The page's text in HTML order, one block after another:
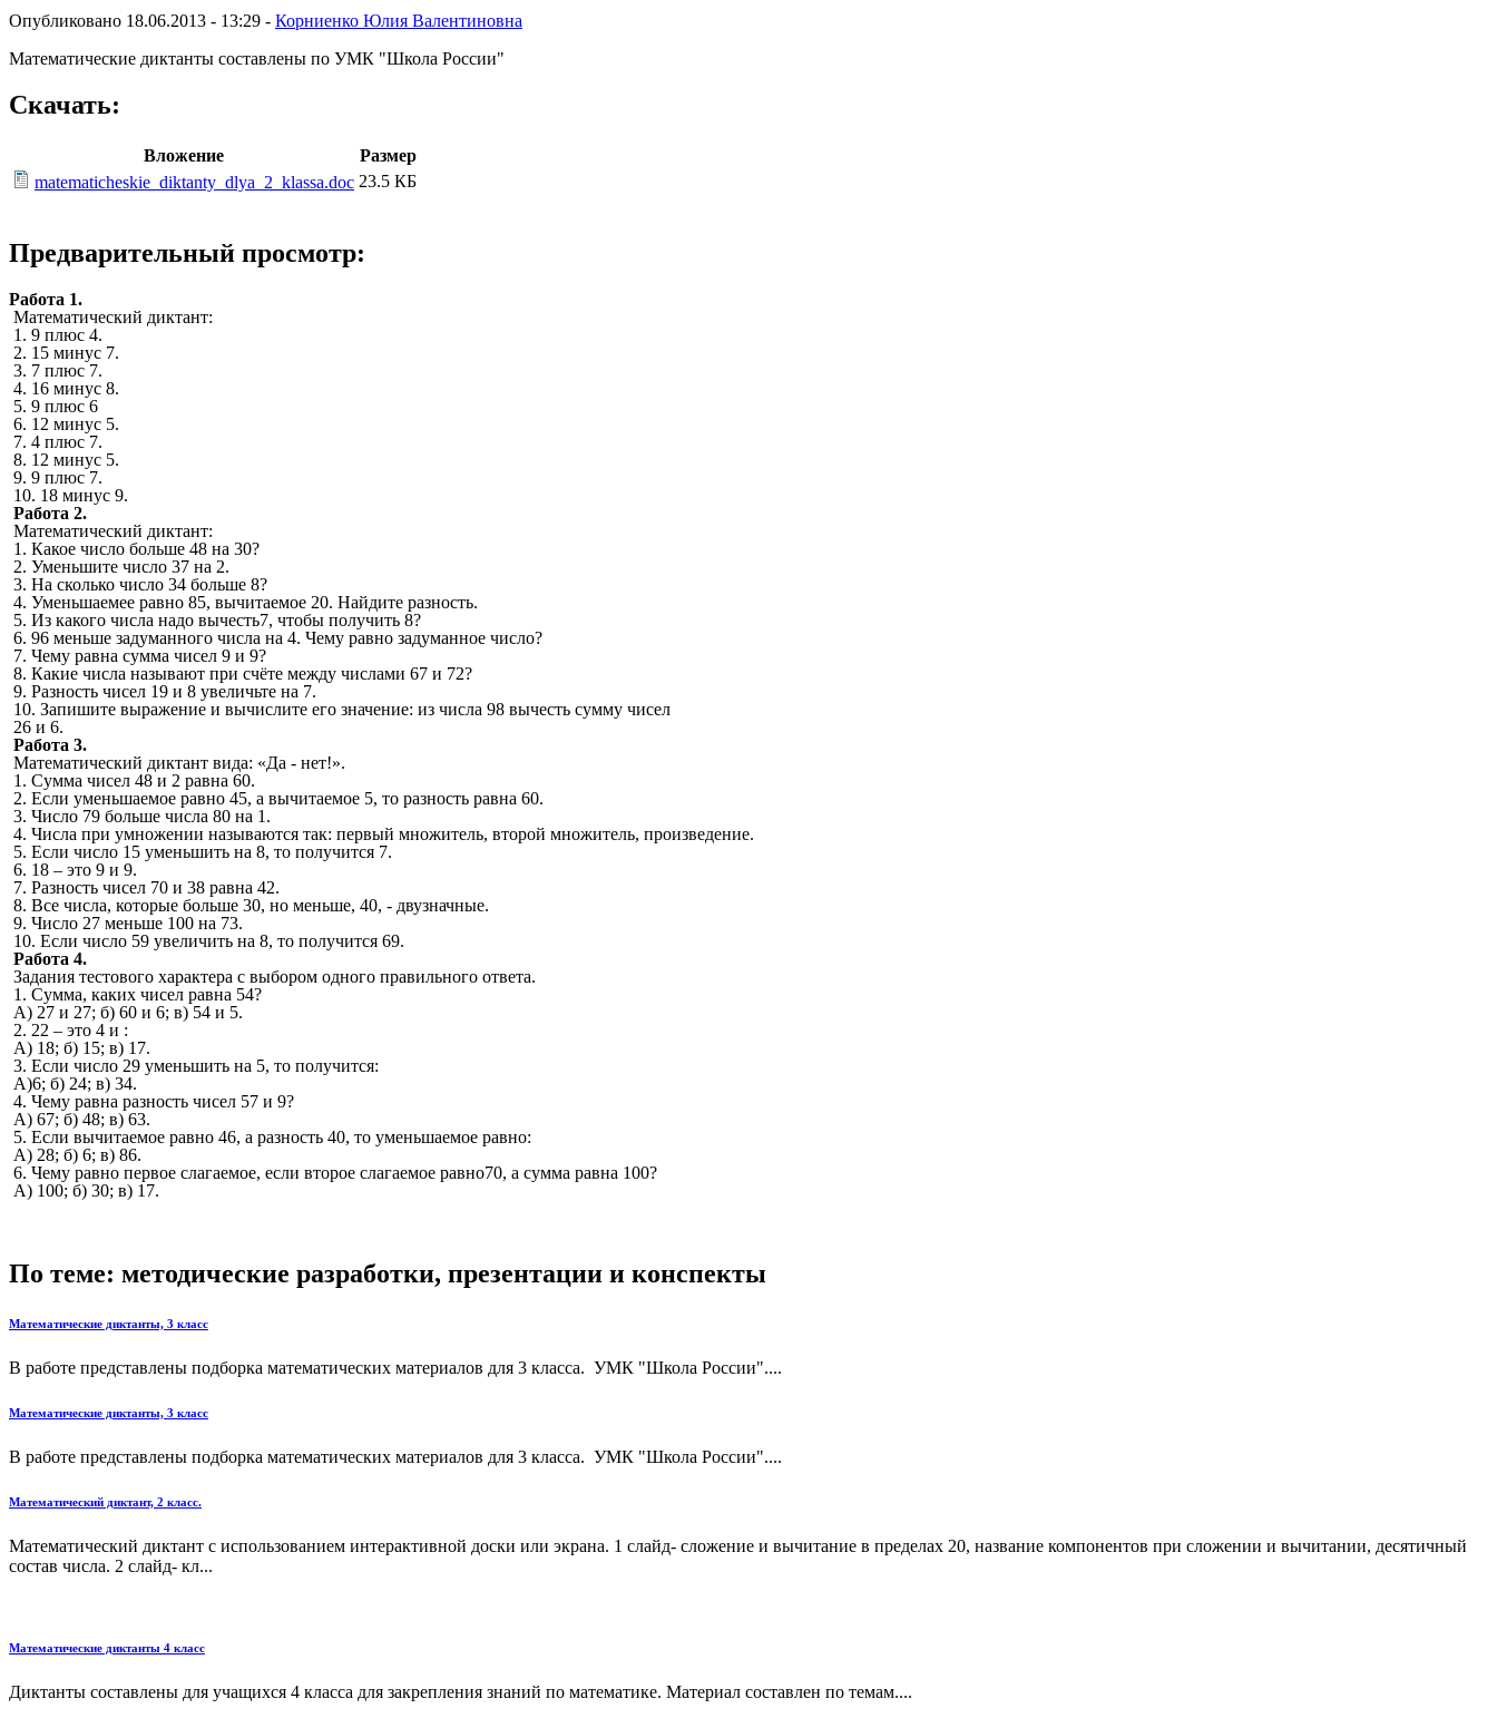
Опубликовано 18.06.2013 - 13:29 - Корниенко Юлия Валентиновна
Математические диктанты составлены по УМК "Школа России"
Скачать:
Вложение
Размер
matematicheskie_diktanty_dlya_2_klassa.doc 23.5 КБ
Предварительный просмотр:
Работа 1.
Математический диктант:
1. 9 плюс 4.
2. 15 минус 7.
3. 7 плюс 7.
4. 16 минус 8.
5. 9 плюс 6
6. 12 минус 5.
7. 4 плюс 7.
8. 12 минус 5.
9. 9 плюс 7.
10. 18 минус 9.
Работа 2.
Математический диктант:
1. Какое число больше 48 на 30?
2. Уменьшите число 37 на 2.
3. На сколько число 34 больше 8?
4. Уменьшаемее равно 85, вычитаемое 20. Найдите разность.
5. Из какого числа надо вычесть7, чтобы получить 8?
6. 96 меньше задуманного числа на 4. Чему равно задуманное число?
7. Чему равна сумма чисел 9 и 9?
8. Какие числа называют при счёте между числами 67 и 72?
9. Разность чисел 19 и 8 увеличьте на 7.
10. Запишите выражение и вычислите его значение: из числа 98 вычесть сумму чисел
26 и 6.
Работа 3.
Математический диктант вида: «Да - нет!».
1. Сумма чисел 48 и 2 равна 60.
2. Если уменьшаемое равно 45, а вычитаемое 5, то разность равна 60.
3. Число 79 больше числа 80 на 1.
4. Числа при умножении называются так: первый множитель, второй множитель, произведение.
5. Если число 15 уменьшить на 8, то получится 7.
6. 18 – это 9 и 9.
7. Разность чисел 70 и 38 равна 42.
8. Все числа, которые больше 30, но меньше, 40, - двузначные.
9. Число 27 меньше 100 на 73.
10. Если число 59 увеличить на 8, то получится 69.
Работа 4.
Задания тестового характера с выбором одного правильного ответа.
1. Сумма, каких чисел равна 54?
А) 27 и 27; б) 60 и 6; в) 54 и 5.
2. 22 – это 4 и :
А) 18; б) 15; в) 17.
3. Если число 29 уменьшить на 5, то получится:
А)6; б) 24; в) 34.
4. Чему равна разность чисел 57 и 9?
А) 67; б) 48; в) 63.
5. Если вычитаемое равно 46, а разность 40, то уменьшаемое равно:
А) 28; б) 6; в) 86.
6. Чему равно первое слагаемое, если второе слагаемое равно70, а сумма равна 100?
А) 100; б) 30; в) 17.
По теме: методические разработки, презентации и конспекты
Математические диктанты, 3 класс
В работе представлены подборка математических материалов для 3 класса. УМК "Школа России"....
Математические диктанты, 3 класс
В работе представлены подборка математических материалов для 3 класса. УМК "Школа России"....
Математический диктант, 2 класс.
Математический диктант с использованием интерактивной доски или экрана. 1 слайд- сложение и вычитание в пределах 20, название компонентов при сложении и вычитании, десятичный
состав числа. 2 слайд- кл...
Математические диктанты 4 класс
Диктанты составлены для учащихся 4 класса для закрепления знаний по математике. Материал составлен по темам....